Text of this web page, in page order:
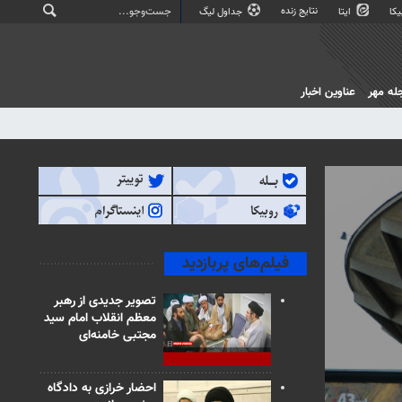
ایتا نتایج زنده جداول لیگ
مهر عناوین اخبار
فیلم‌های پربازدید
تصویر جدیدی از رهبر
معظم انقلاب امام سید
مجتبی خامنه‌ای
احضار خرازی به دادگاه